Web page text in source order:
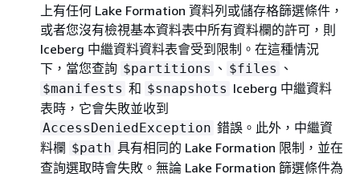
上有任何 Lake Formation 資料列或儲存格篩選條件，
或者您沒有檢視基本資料表中所有資料欄的許可，則
Iceberg 中繼資料資料表會受到限制。在這種情況
下，當您查詢 $partitions 、 $files 、
$manifests 和 $snapshots Iceberg 中繼資料
表時，它會失敗並收到
AccessDeniedException 錯誤。此外，中繼資
料欄 $path 具有相同的 Lake Formation 限制，並在
查詢選取時會失敗。無論 Lake Formation 篩選條件為